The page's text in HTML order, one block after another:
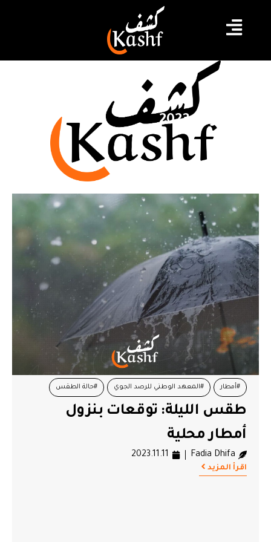
نوفمبر 11, 2023
#أمطار #المعهد الوطني للرصد الجوي #حالة الطقس
طقس الليلة: توقعات بنزول
أمطار محلية
Fadia Dhifa
2023.11.11
اقرأ المزيد